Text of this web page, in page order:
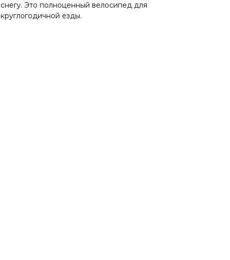
снегу. Это полноценный велосипед для
круглогодичной езды.